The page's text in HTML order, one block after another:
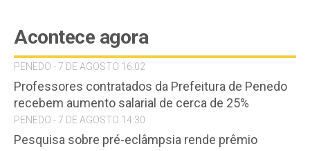
Acontece agora
PENEDO - 7 DE AGOSTO 16:02
Professores contratados da Prefeitura de Penedo
recebem aumento salarial de cerca de 25%
PENEDO - 7 DE AGOSTO 14:30
Pesquisa sobre pré-eclâmpsia rende prêmio